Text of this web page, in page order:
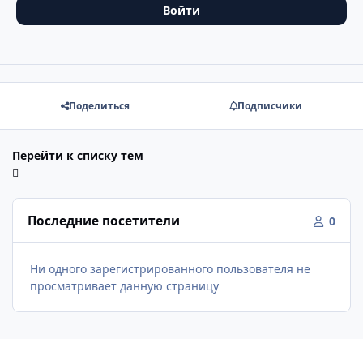
Войти
Поделиться Подписчики
Перейти к списку тем
Последние посетители 0
Ни одного зарегистрированного пользователя не
просматривает данную страницу